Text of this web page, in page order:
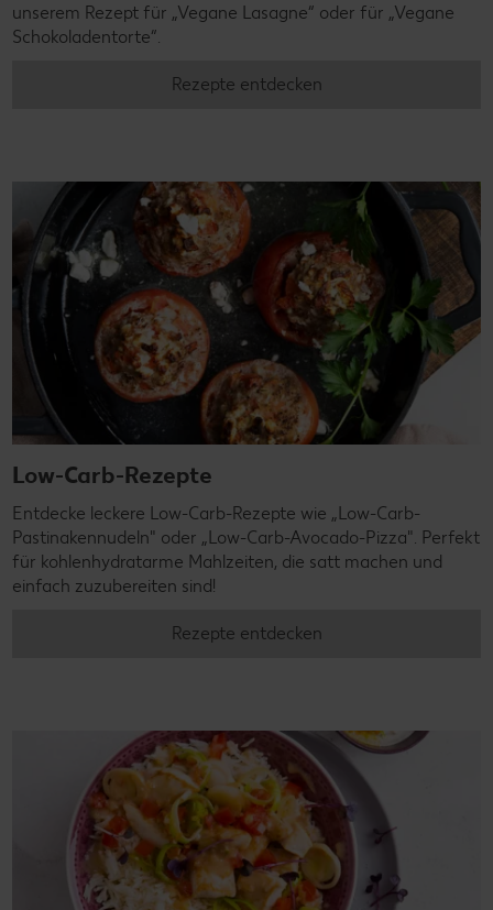
unserem Rezept für „Vegane Lasagne“ oder für „Vegane
Schokoladentorte“.
Rezepte entdecken
Low-Carb-Rezepte
Entdecke leckere Low-Carb-Rezepte wie „Low-Carb-
Pastinakennudeln" oder „Low-Carb-Avocado-Pizza". Perfekt
für kohlenhydratarme Mahlzeiten, die satt machen und
einfach zuzubereiten sind!
Rezepte entdecken